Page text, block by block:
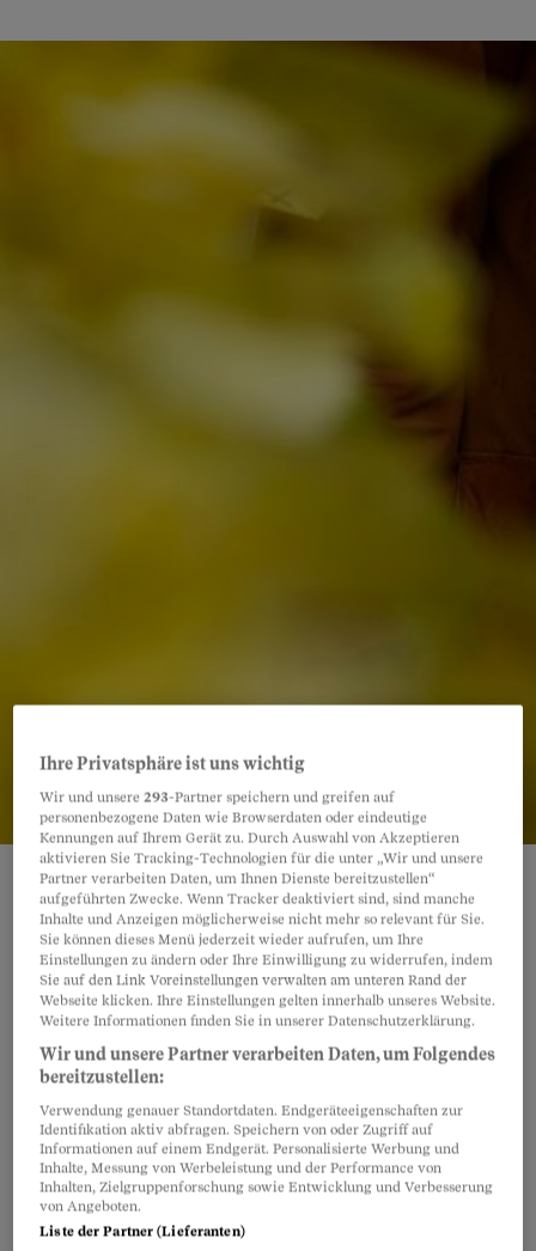
Quelle:Kin Cheung/AP Photo/KEYSTONE
Teilen Anhören Merken Kommentare
Article teilen
Ein über hundertjähriges Gesetz wird Julian
Assange zum Verhängnis. Mithilfe des
Espionage Acts
von 1917 – mit dem die
Weitergabe von Geheiminformationen verfolgt
werden sollte – haben die US-Behörden während
der vergangenen zwölf Jahre am Gründer von
Wikileaks ein Exempel statuiert. Wer
Ihre Privatsphäre ist uns wichtig
Wir und unsere293-Partner speichern und greifen auf
personenbezogene Daten wie Browserdaten oder eindeutige
Kennungen auf Ihrem Gerät zu. Durch Auswahl von Akzeptieren
aktivieren Sie Tracking-Technologien für die unter „Wir und unsere
Partner verarbeiten Daten, um Ihnen Dienste bereitzustellen“
aufgeführten Zwecke. Wenn Tracker deaktiviert sind, sind manche
Inhalte und Anzeigen möglicherweise nicht mehr so relevant für Sie.
Sie können dieses Menü jederzeit wieder aufrufen, um Ihre
Einstellungen zu ändern oder Ihre Einwilligung zu widerrufen, indem
Sie auf den Link Voreinstellungen verwalten am unteren Rand der
Webseite klicken. Ihre Einstellungen gelten innerhalb unseres Website.
Weitere Informationen finden Sie in unserer Datenschutzerklärung.
Wir und unsere Partner verarbeiten Daten, um Folgendes
bereitzustellen:
Verwendung genauer Standortdaten. Endgeräteeigenschaften zur
Identifikation aktiv abfragen. Speichern von oder Zugriff auf
Informationen auf einem Endgerät. Personalisierte Werbung und
Inhalte, Messung von Werbeleistung und der Performance von
Inhalten, Zielgruppenforschung sowie Entwicklung und Verbesserung
von Angeboten.
Liste der Partner (Lieferanten)